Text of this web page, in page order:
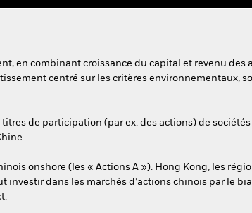
en combinant croissance du capital et revenu des
centré sur les critères environnementaux,
de participation (par ex. des actions) de
onshore (les « Actions A »). Hong Kong, les
investir dans les marchés d’actions chinois par le